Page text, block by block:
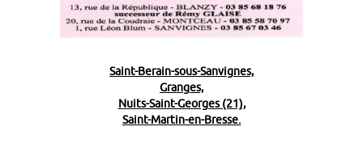
Saint-Berain-sous-Sanvignes,
Granges,
Nuits-Saint-Georges (21),
Saint-Martin-en-Bresse.